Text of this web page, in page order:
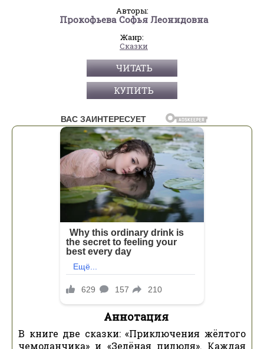
Авторы:
Прокофьева Софья Леонидовна
Жанр:
Сказки
ЧИТАТЬ
КУПИТЬ
Аннотация
В книге две сказки: «Приключения жёлтого
чемоданчика» и «Зелёная пилюля». Каждая